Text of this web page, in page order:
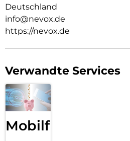
Deutschland
info@nevox.de
https://nevox.de
Verwandte Services
Mobilfunk